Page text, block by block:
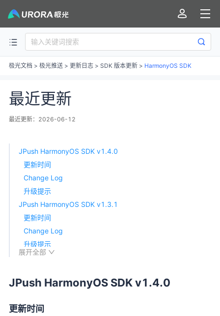
极光文档 > 极光推送 > 更新日志 > SDK 版本更新 > HarmonyOS SDK
最近更新
最近更新：2026-06-12
JPush HarmonyOS SDK v1.4.0
更新时间
Change Log
升级提示
JPush HarmonyOS SDK v1.3.1
更新时间
Change Log
升级提示
JPush HarmonyOS SDK v1.3.0
Change Log
JPush HarmonyOS SDK v1.2.0
展开全部
JPush HarmonyOS SDK v1.4.0
更新时间